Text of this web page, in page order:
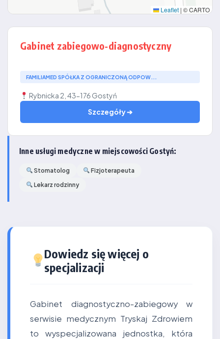
Leaflet | © CARTO
Gabinet zabiegowo-diagnostyczny
FAMILIAMED SPÓŁKA Z OGRANICZONĄ ODPOW...
Rybnicka 2, 43-176 Gostyń
Szczegóły ➔
Inne usługi medyczne w miejscowości Gostyń:
Stomatolog
Fizjoterapeuta
Lekarz rodzinny
Dowiedz się więcej o
specjalizacji
Gabinet diagnostyczno-zabiegowy w
serwisie medycznym Tryskaj Zdrowiem
to wyspecjalizowana jednostka, która